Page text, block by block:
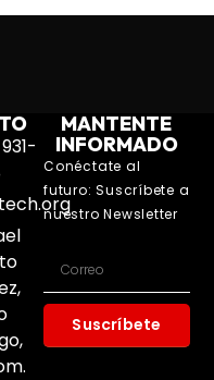
MANTENTE
INFORMADO
Conéctate al
futuro: Suscríbete a
nuestro Newsletter
Suscríbete